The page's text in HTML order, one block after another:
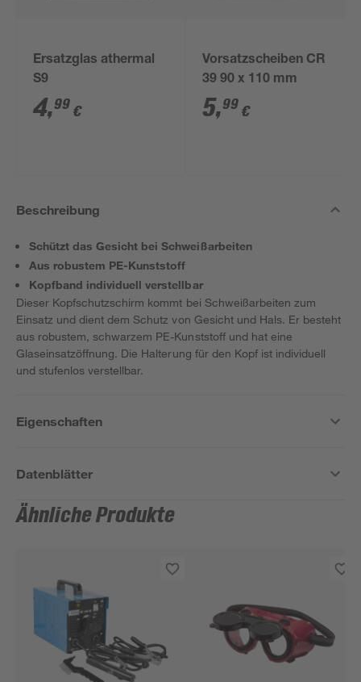
Ersatzglas athermal
S9
4,99 €
Vorsatzscheiben CR
39 90 x 110 mm
5,99 €
Beschreibung
Schützt das Gesicht bei Schweißarbeiten
Aus robustem PE-Kunststoff
Kopfband individuell verstellbar
Dieser Kopfschutzschirm kommt bei Schweißarbeiten zum
Einsatz und dient dem Schutz von Gesicht und Hals. Er besteht
aus robustem, schwarzem PE-Kunststoff und hat eine
Glaseinsatzöffnung. Die Halterung für den Kopf ist individuell
und stufenlos verstellbar.
Eigenschaften
Datenblätter
Ähnliche Produkte